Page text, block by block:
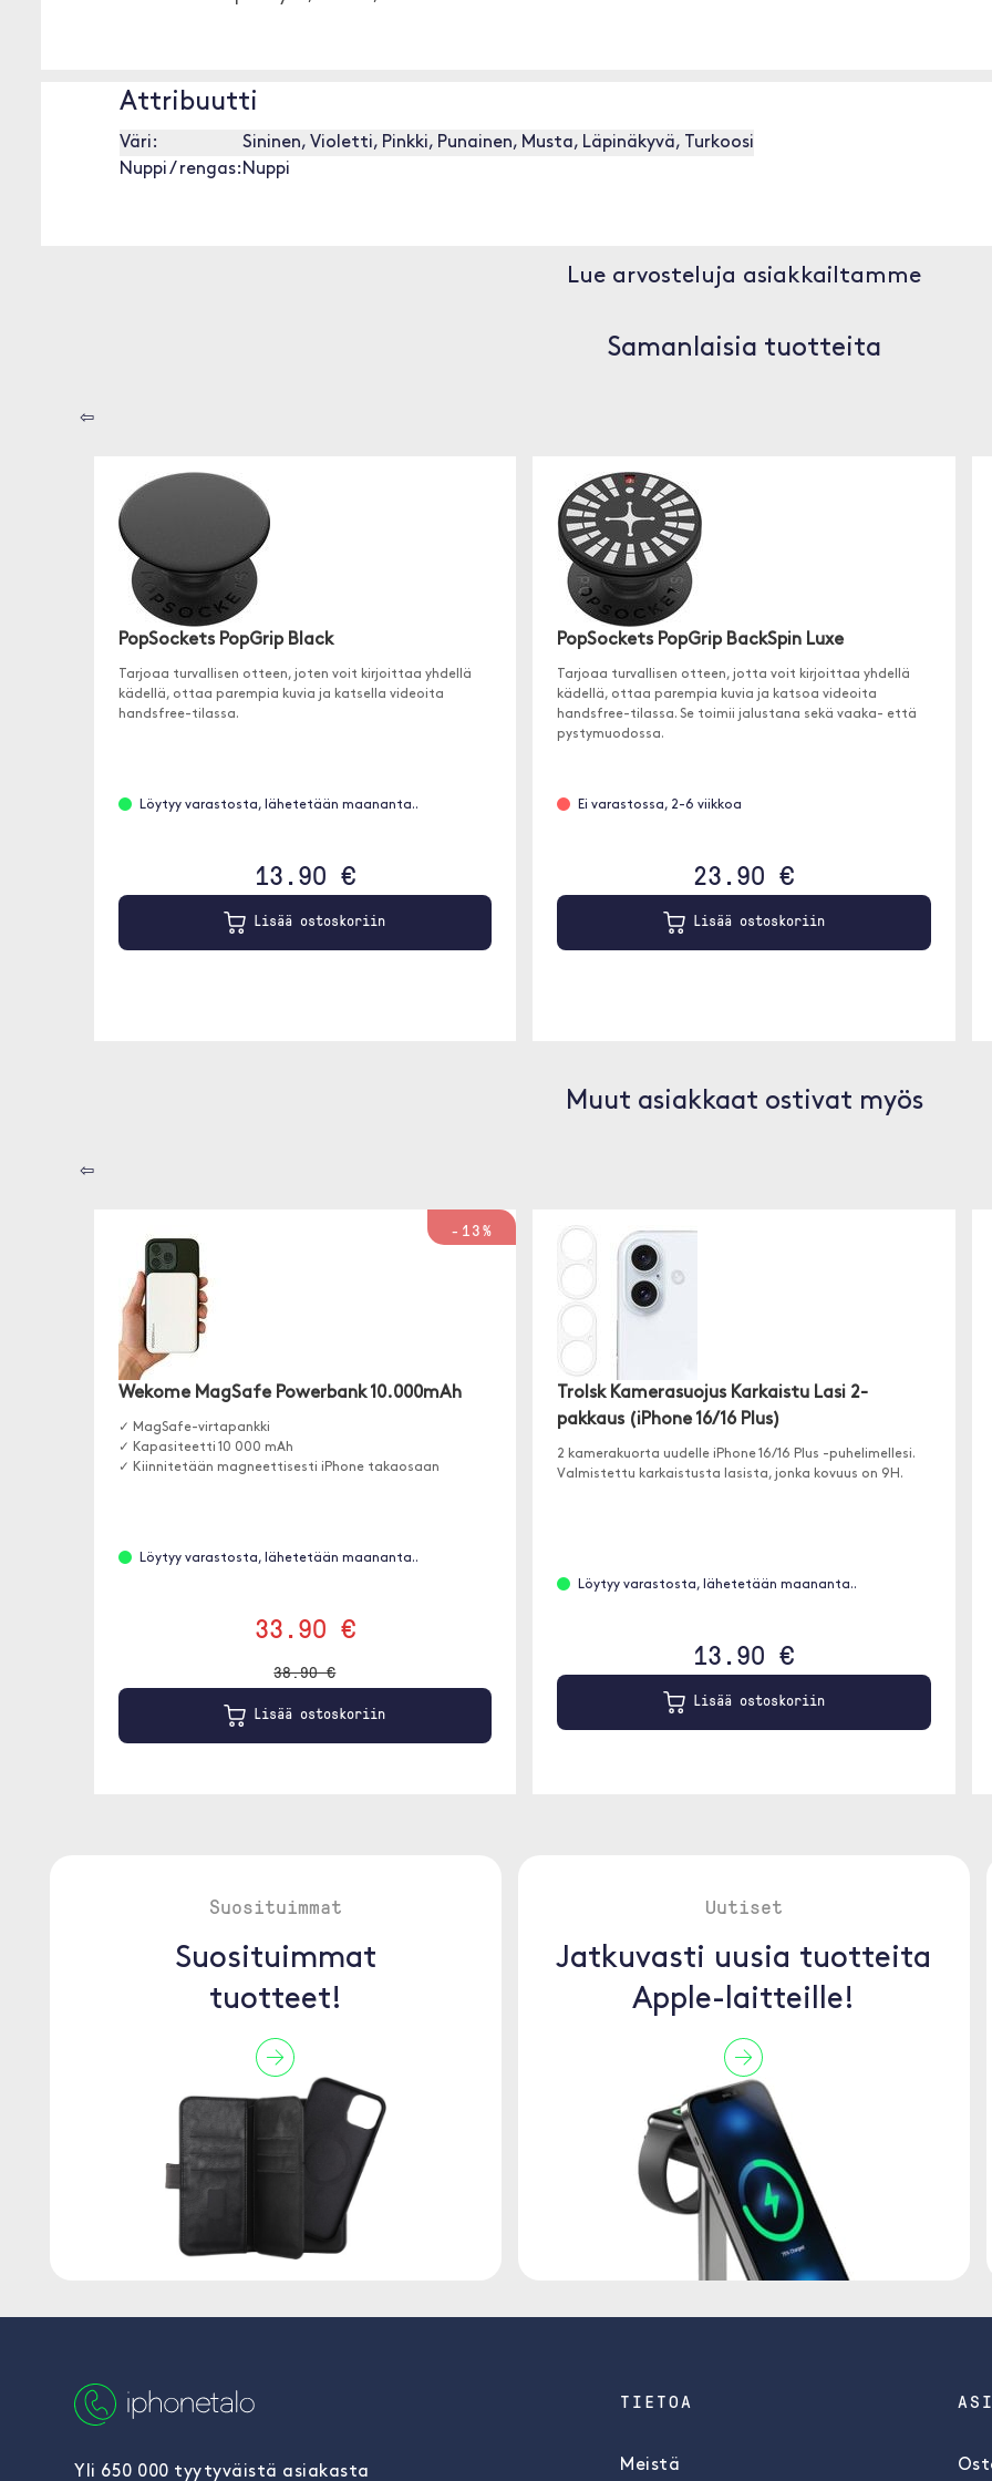
Attribuutti
Väri:
Sininen, Violetti, Pinkki, Punainen, Musta, Läpinäkyvä, Turkoosi
Nuppi / rengas: Nuppi
Lue arvosteluja asiakkailtamme
Samanlaisia tuotteita
⇦
PopSockets PopGrip Black
Tarjoaa turvallisen otteen, joten voit kirjoittaa yhdellä
kädellä, ottaa parempia kuvia ja katsella videoita
handsfree-tilassa.
Löytyy varastosta, lähetetään maananta..
13.90 €
Lisää ostoskoriin
PopSockets PopGrip BackSpin Luxe
Tarjoaa turvallisen otteen, jotta voit kirjoittaa yhdellä
kädellä, ottaa parempia kuvia ja katsoa videoita
handsfree-tilassa. Se toimii jalustana sekä vaaka- että
pystymuodossa.
Ei varastossa, 2-6 viikkoa
23.90 €
Lisää ostoskoriin
Muut asiakkaat ostivat myös
⇦
-13%
Wekome MagSafe Powerbank 10.000mAh
✓ MagSafe-virtapankki
✓ Kapasiteetti 10 000 mAh
✓ Kiinnitetään magneettisesti iPhone takaosaan
Löytyy varastosta, lähetetään maananta..
33.90 €
38.90 €
Lisää ostoskoriin
Trolsk Kamerasuojus Karkaistu Lasi 2-
pakkaus (iPhone 16/16 Plus)
2 kamerakuorta uudelle iPhone 16/16 Plus -puhelimellesi.
Valmistettu karkaistusta lasista, jonka kovuus on 9H.
Löytyy varastosta, lähetetään maananta..
13.90 €
Lisää ostoskoriin
Suosituimmat
Suosituimmat
tuotteet!
Uutiset
Jatkuvasti uusia tuotteita
Apple-laitteille!
Yli 650 000 tyytyväistä asiakasta
TIETOA
Meistä